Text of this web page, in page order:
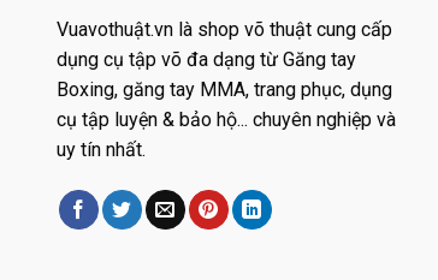
Vuavothuật.vn là shop võ thuật cung cấp
dụng cụ tập võ đa dạng từ Găng tay
Boxing, găng tay MMA, trang phục, dụng
cụ tập luyện & bảo hộ... chuyên nghiệp và
uy tín nhất.